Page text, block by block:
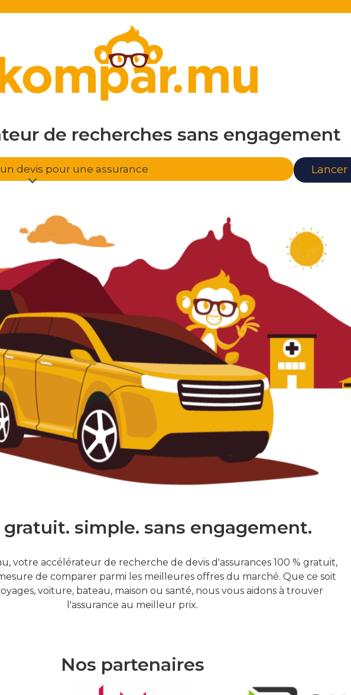
de recherches
en ligne
gratuit
d'assurance
devis pour une assurance Lancer
gratuit. simple. sans engagement.
votre accélérateur de recherche de devis d'assurances 100 % gratuit,
de comparer parmi les meilleures offres du marché. Que ce soit
voiture, bateau, maison ou santé, nous vous aidons à trouver
l'assurance au meilleur prix.
Nos partenaires